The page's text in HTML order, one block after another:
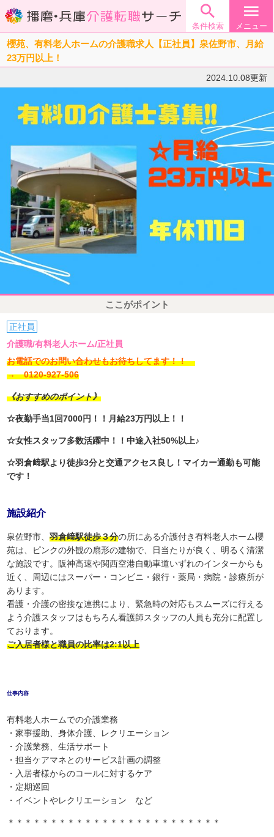

条件検索
menu
メニュー
櫻苑、有料老人ホームの介護職求人【正社員】泉佐野市、月給
23万円以上！
2024.10.08更新
ここがポイント
正社員
介護職/有料老人ホーム/正社員
お電話でのお問い合わせもお待ちしてます！！
→ 0120-927-506
《おすすめのポイント》
☆夜勤手当1回7000円！！月給23万円以上！！
☆女性スタッフ多数活躍中！！中途入社50%以上♪
☆羽倉﨑駅より徒歩3分と交通アクセス良し！マイカー通勤も可能
です！
施設紹介
泉佐野市、羽倉﨑駅徒歩３分の所にある介護付き有料老人ホーム櫻
苑は、ピンクの外観の扇形の建物で、日当たりが良く、明るく清潔
な施設です。阪神高速や関西空港自動車道いずれのインターからも
近く、周辺にはスーパー・コンビニ・銀行・薬局・病院・診療所が
あります。
看護・介護の密接な連携により、緊急時の対応もスムーズに行える
よう介護スタッフはもちろん看護師スタッフの人員も充分に配置し
ております。
ご入居者様と職員の比率は2:1以上
仕事内容
有料老人ホームでの介護業務
・家事援助、身体介護、レクリエーション
・介護業務、生活サポート
・担当ケアマネとのサービス計画の調整
・入居者様からのコールに対するケア
・定期巡回
・イベントやレクリエーション など
＊＊＊＊＊＊＊＊＊＊＊＊＊＊＊＊＊＊＊＊＊＊＊＊＊